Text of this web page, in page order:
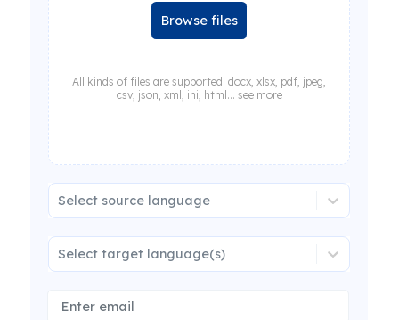
Browse files
All kinds of files are supported: docx, xlsx, pdf, jpeg,
csv, json, xml, ini, html... see more
Select source language
Select target language(s)